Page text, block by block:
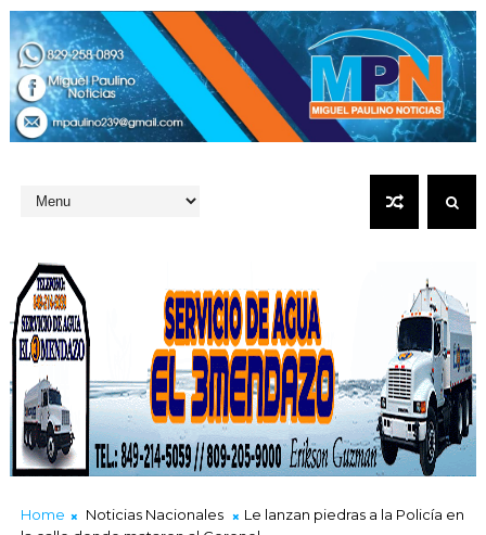
Home Noticias Nacionales
Le lanzan piedras a la Policía en